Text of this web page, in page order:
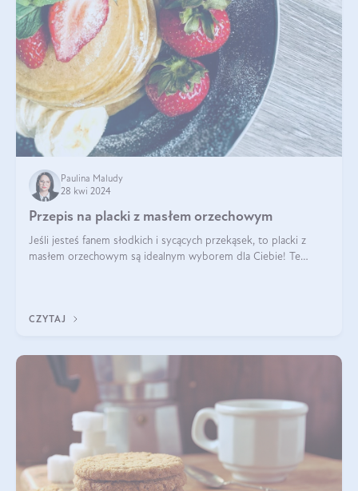
Paulina Maludy
28 kwi 2024
Przepis na placki z masłem orzechowym
Jeśli jesteś fanem słodkich i sycących przekąsek, to placki z
masłem orzechowym są idealnym wyborem dla Ciebie! Te
CZYTAJ